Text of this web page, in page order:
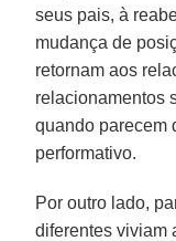
seus pais, à
mudança de
retornam aos
relacionamentos
quando parecem
performativo.
Por outro lado,
diferentes viviam